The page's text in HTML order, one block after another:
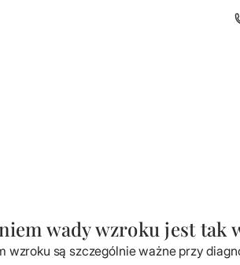
wady wzroku jest tak
wzroku są szczególnie ważne przy